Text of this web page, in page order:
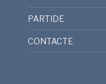
PARTIDE
CONTACTE